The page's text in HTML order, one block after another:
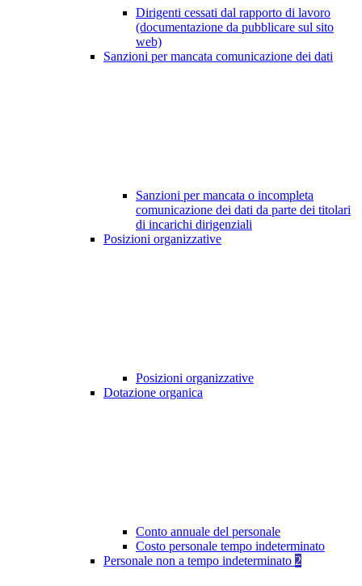
Dirigenti cessati dal rapporto di lavoro
(documentazione da pubblicare sul sito
web)
Sanzioni per mancata comunicazione dei dati
Sanzioni per mancata o incompleta
comunicazione dei dati da parte dei titolari
di incarichi dirigenziali
Posizioni organizzative
Posizioni organizzative
Dotazione organica
Conto annuale del personale
Costo personale tempo indeterminato
Personale non a tempo indeterminato 2